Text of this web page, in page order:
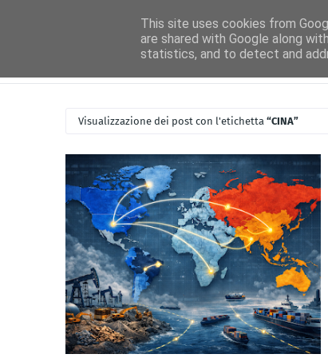
Visualizzazione dei post con l'etichetta CINA
This site uses cookies from
are shared with Google along
statistics, and to detect and